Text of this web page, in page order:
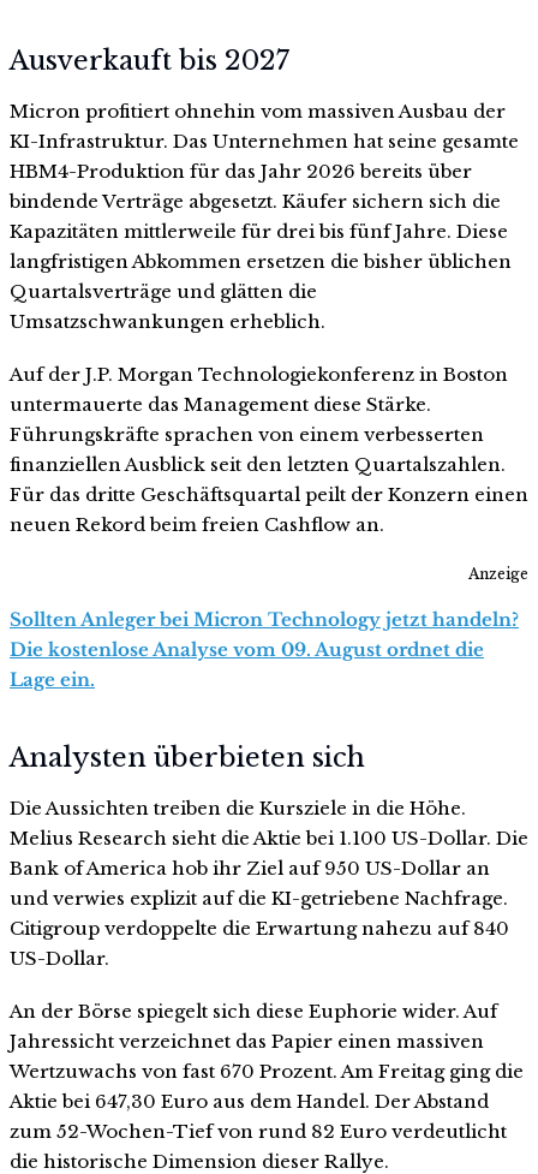
Ausverkauft bis 2027
Micron profitiert ohnehin vom massiven Ausbau der
KI-Infrastruktur. Das Unternehmen hat seine gesamte
HBM4-Produktion für das Jahr 2026 bereits über
bindende Verträge abgesetzt. Käufer sichern sich die
Kapazitäten mittlerweile für drei bis fünf Jahre. Diese
langfristigen Abkommen ersetzen die bisher üblichen
Quartalsverträge und glätten die
Umsatzschwankungen erheblich.
Auf der J.P. Morgan Technologiekonferenz in Boston
untermauerte das Management diese Stärke.
Führungskräfte sprachen von einem verbesserten
finanziellen Ausblick seit den letzten Quartalszahlen.
Für das dritte Geschäftsquartal peilt der Konzern einen
neuen Rekord beim freien Cashflow an.
Anzeige
Sollten Anleger bei Micron Technology jetzt handeln?
Die kostenlose Analyse vom 09. August ordnet die
Lage ein.
Analysten überbieten sich
Die Aussichten treiben die Kursziele in die Höhe.
Melius Research sieht die Aktie bei 1.100 US-Dollar. Die
Bank of America hob ihr Ziel auf 950 US-Dollar an
und verwies explizit auf die KI-getriebene Nachfrage.
Citigroup verdoppelte die Erwartung nahezu auf 840
US-Dollar.
An der Börse spiegelt sich diese Euphorie wider. Auf
Jahressicht verzeichnet das Papier einen massiven
Wertzuwachs von fast 670 Prozent. Am Freitag ging die
Aktie bei 647,30 Euro aus dem Handel. Der Abstand
zum 52-Wochen-Tief von rund 82 Euro verdeutlicht
die historische Dimension dieser Rallye.